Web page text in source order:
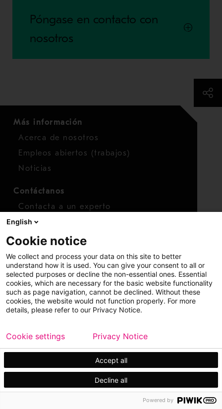
Póngase en contacto con
nosotros
Más información
Acerca de nosotros
Empleos abiertos (trabajos)
Noticias
Contáctanos
Contacta a un experto
Calendario de inversionistas
Finanzas
Acciones
Copyright © 2026 Metso
Mapa del sitio
Privacidad Marca comercial
English
Cookie notice
We collect and process your data on this site to better
understand how it is used. You can give your consent to all or
selected purposes or decline the non-essential ones. Essential
cookies, which are necessary for the basic website functionality
such as page navigation, cannot be declined. Without these
cookies, the website would not function properly. For more
details, please refer to our Privacy Notice.
Accept all
Decline all
Cookie settings Privacy Notice
Powered by